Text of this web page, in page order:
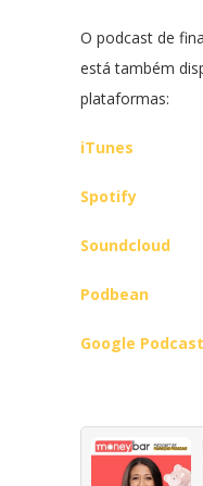
O podcast de
está também
plataformas:
iTunes
Spotify
Soundcloud
Podbean
Google Podcast